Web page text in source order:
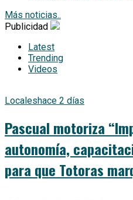
Más noticias..
Publicidad
Latest
Trending
Videos
Localeshace 2 días
Pascual motoriza
autonomía,
para que Totoras